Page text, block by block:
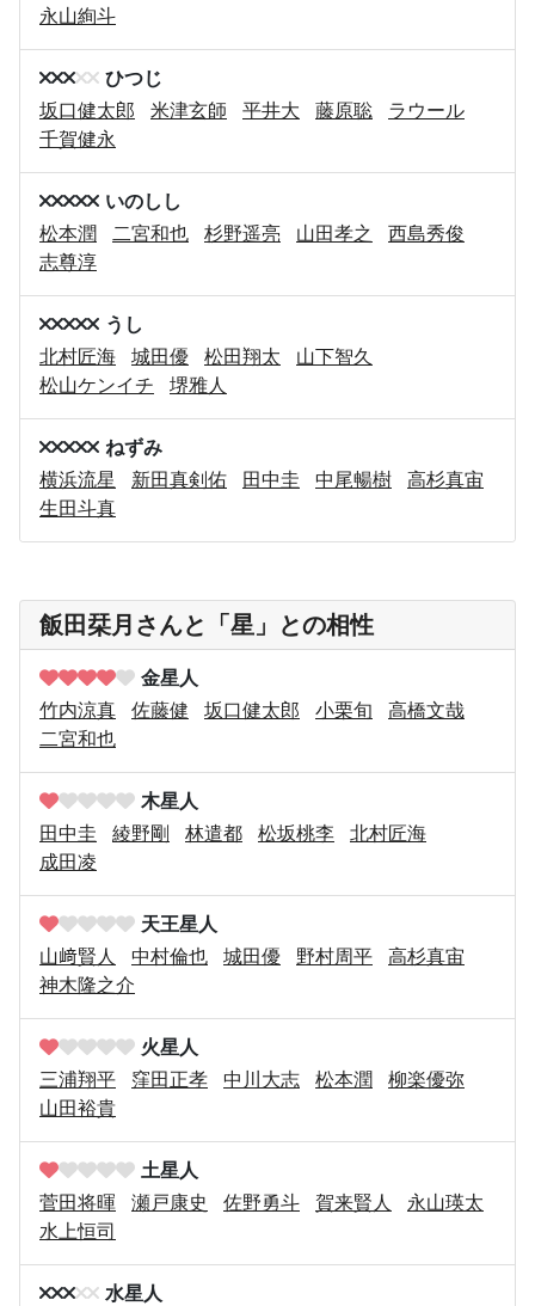
永山絢斗
ひつじ
坂口健太郎
米津玄師 平井大 藤原聡
ラウール
千賀健永
いのしし
松本潤
二宮和也 杉野遥亮 山田孝之
西島秀俊
志尊淳
うし
北村匠海
城田優 松田翔太
山下智久
松山ケンイチ
堺雅人
ねずみ
横浜流星
新田真剣佑 田中圭 中尾暢樹
高杉真宙
生田斗真
飯田栞月さんと「星」との相性
金星人
竹内涼真
佐藤健 坂口健太郎 小栗旬
高橋文哉
二宮和也
木星人
田中圭
綾野剛 林遣都 松坂桃李
北村匠海
成田凌
天王星人
山﨑賢人
中村倫也 城田優 野村周平
高杉真宙
神木隆之介
火星人
三浦翔平
窪田正孝 中川大志 松本潤
柳楽優弥
山田裕貴
土星人
菅田将暉
瀬戸康史 佐野勇斗 賀来賢人
永山瑛太
水上恒司
水星人